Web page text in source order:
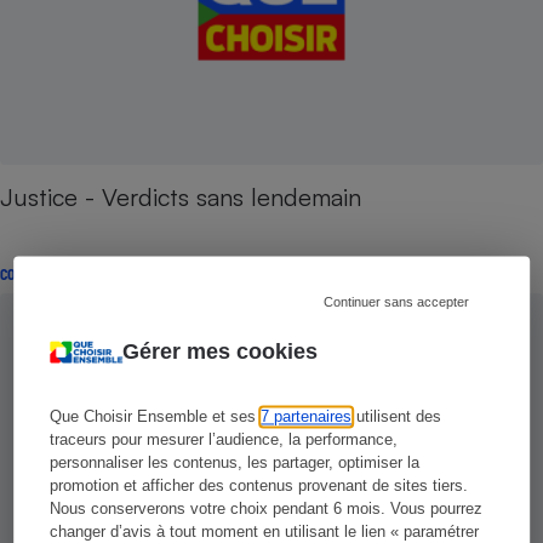
Gérer mes cookies
Que Choisir Ensemble et ses7 partenaires utilisent des
traceurs pour mesurer l’audience, la performance,
personnaliser les contenus, les partager, optimiser la
promotion et afficher des contenus provenant de sites tiers.
Nous conserverons votre choix pendant 6 mois. Vous pourrez
changer d’avis à tout moment en utilisant le lien « paramétrer
Continuer sans accepter
Justice - Verdicts sans lendemain
CONSEILS